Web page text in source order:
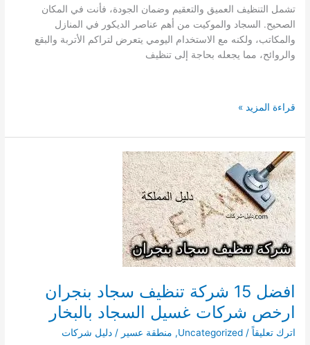
تشمل التنظيف العميق والتعقيم وضمان الجودة، فأنت في المكان
الصحيح. السجاد والموكيت من أهم عناصر الديكور في المنازل
والمكاتب، ولكنه مع الاستخدام اليومي يتعرض لتراكم الأتربة والبقع
والروائح، مما يجعله بحاجة إلى تنظيف
افضل
شركة
تنظيف
سجاد
بعنيزة
غسيل
السجاد
بالبخار
فى
مكانة
قراءة المزيد »
افضل 15 شركة تنظيف سجاد بنجران
ارخص شركات غسيل السجاد بالبخار
اترك تعليقاً /
Uncategorized
, منطقة عسير /دليل شركات